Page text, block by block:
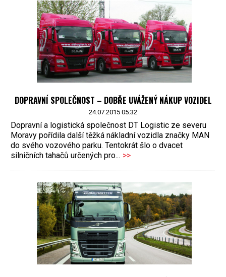
DOPRAVNÍ SPOLEČNOST – DOBŘE UVÁŽENÝ NÁKUP VOZIDEL
24.07.2015 05:32
Dopravní a logistická společnost DT Logistic ze severu
Moravy pořídila další těžká nákladní vozidla značky MAN
do svého vozového parku. Tentokrát šlo o dvacet
silničních tahačů určených pro... >>